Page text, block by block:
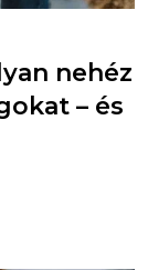
nehéz
– és